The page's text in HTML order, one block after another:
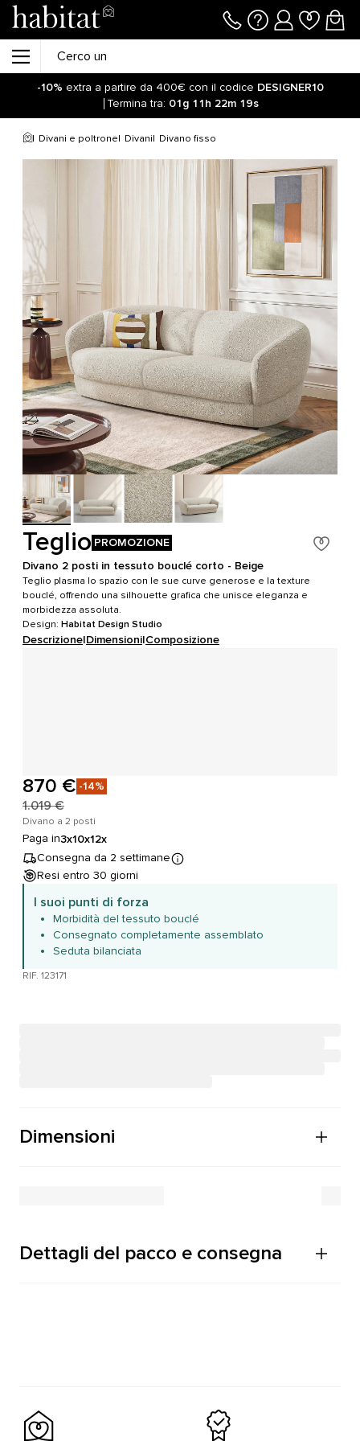
-10% extra a partire da 400€ con il codice DESIGNER10
Termina tra: 01g 11h 22m 19s
Divani e poltrone Divani Divano fisso
Teglio PROMOZIONE
Divano 2 posti in tessuto bouclé corto - Beige
Teglio plasma lo spazio con le sue curve generose e la texture
bouclé, offrendo una silhouette grafica che unisce eleganza e
morbidezza assoluta.
Design: Habitat Design Studio
Descrizione|Dimensioni|Composizione
870 € -14%
1.019 €
Divano a 2 posti
Paga in3x10x12x
Consegna da 2 settimane
Resi entro 30 giorni
I suoi punti di forza
Morbidità del tessuto bouclé
Consegnato completamente assemblato
Seduta bilanciata
RIF. 123171
Dimensioni
Dettagli del pacco e consegna